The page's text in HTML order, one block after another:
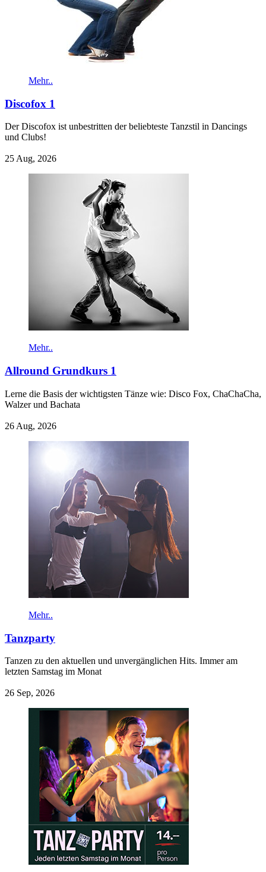
Mehr..
Discofox 1
Der Discofox ist unbestritten der beliebteste Tanzstil in Dancings
und Clubs!
25 Aug, 2026
Mehr..
Allround Grundkurs 1
Lerne die Basis der wichtigsten Tänze wie: Disco Fox, ChaChaCha,
Walzer und Bachata
26 Aug, 2026
Mehr..
Tanzparty
Tanzen zu den aktuellen und unvergänglichen Hits. Immer am
letzten Samstag im Monat
26 Sep, 2026